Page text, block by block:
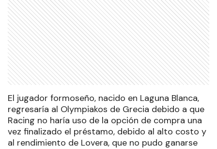
El jugador formoseño, nacido en Laguna Blanca,
regresaría al Olympiakos de Grecia debido a que
Racing no haría uso de la opción de compra una
vez finalizado el préstamo, debido al alto costo y
al rendimiento de Lovera, que no pudo ganarse